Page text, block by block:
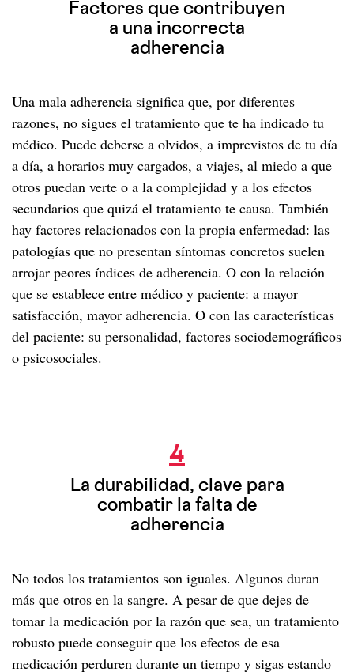
Factores que contribuyen
a una incorrecta
adherencia
Una mala adherencia significa que, por diferentes
razones, no sigues el tratamiento que te ha indicado tu
médico. Puede deberse a olvidos, a imprevistos de tu día
a día, a horarios muy cargados, a viajes, al miedo a que
otros puedan verte o a la complejidad y a los efectos
secundarios que quizá el tratamiento te causa. También
hay factores relacionados con la propia enfermedad: las
patologías que no presentan síntomas concretos suelen
arrojar peores índices de adherencia. O con la relación
que se establece entre médico y paciente: a mayor
satisfacción, mayor adherencia. O con las características
del paciente: su personalidad, factores sociodemográficos
o psicosociales.
4
La durabilidad, clave para
combatir la falta de
adherencia
No todos los tratamientos son iguales. Algunos duran
más que otros en la sangre. A pesar de que dejes de
tomar la medicación por la razón que sea, un tratamiento
robusto puede conseguir que los efectos de esa
medicación perduren durante un tiempo y sigas estando